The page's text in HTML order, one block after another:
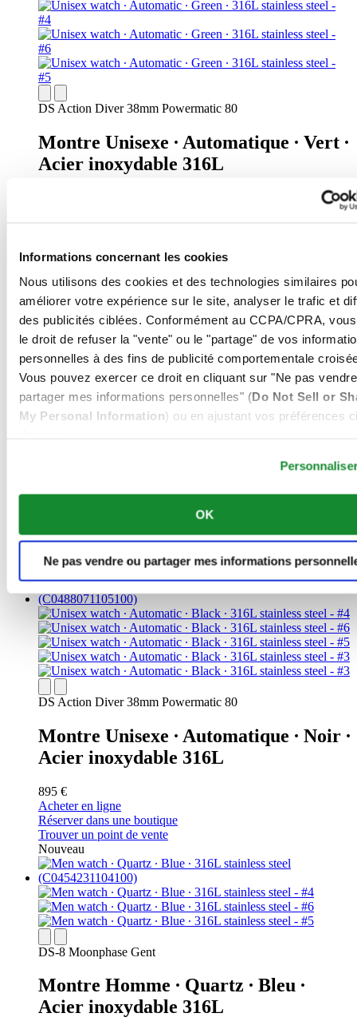
Informations concernant les cookies
Nous utilisons des cookies et des technologies similaires
améliorer votre expérience sur le site, analyser le trafic et
des publicités ciblées. Conformément au CCPA/CPRA,
le droit de refuser la "vente" ou le "partage" de vos
personnelles à des fins de publicité comportementale
Vous pouvez exercer ce droit en cliquant sur "Ne pas
partager mes informations personnelles" (Do Not Sell or
My Personal Information) ou en ajustant vos préférences
OK
Ne pas vendre ou partager mes informations
DS Action Diver 38mm Powermatic 80
Montre Unisexe ∙ Automatique ∙ Vert ∙
Acier inoxydable 316L
Nouveau
DS Action Diver 38mm Powermatic 80
Acier inoxydable 316L ∙ Revêtement
Réserver dans une boutique
Trouver un point de vente
Nouveau
DS Action Diver 38mm Powermatic 80
Montre Unisexe ∙ Automatique ∙ Noir ∙
Acier inoxydable 316L
895 €
Acheter en ligne
Réserver dans une boutique
Trouver un point de vente
Nouveau
DS-8 Moonphase Gent
Montre Homme ∙ Quartz ∙ Bleu ∙
Acier inoxydable 316L